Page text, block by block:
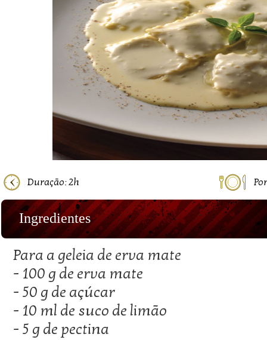
Duração: 2h
Ingredientes
Para a geleia de erva mate
- 100 g de erva mate
- 50 g de açúcar
- 10 ml de suco de limão
- 5 g de pectina